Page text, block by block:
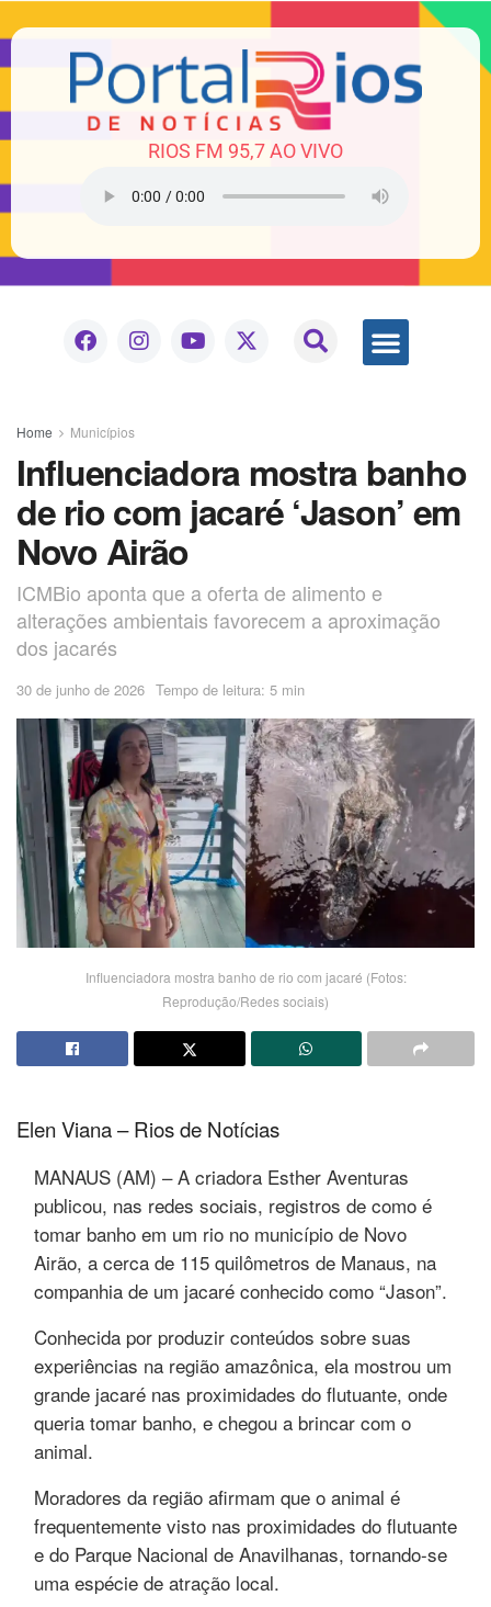
RIOS FM 95,7 AO VIVO
Home Municípios
Influenciadora mostra banho
de rio com jacaré ‘Jason’ em
Novo Airão
ICMBio aponta que a oferta de alimento e
alterações ambientais favorecem a aproximação
dos jacarés
30 de junho de 2026 Tempo de leitura: 5 min
Influenciadora mostra banho de rio com jacaré (Fotos:
Reprodução/Redes sociais)
Elen Viana – Rios de Notícias
MANAUS (AM) – A criadora Esther Aventuras
publicou, nas redes sociais, registros de como é
tomar banho em um rio no município de Novo
Airão, a cerca de 115 quilômetros de Manaus, na
companhia de um jacaré conhecido como “Jason”.
Conhecida por produzir conteúdos sobre suas
experiências na região amazônica, ela mostrou um
grande jacaré nas proximidades do flutuante, onde
queria tomar banho, e chegou a brincar com o
animal.
Moradores da região afirmam que o animal é
frequentemente visto nas proximidades do flutuante
e do Parque Nacional de Anavilhanas, tornando-se
uma espécie de atração local.